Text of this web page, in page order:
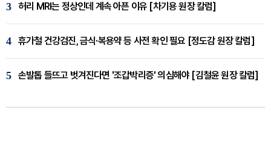
3 허리 MRI는 정상인데 계속 아픈 이유 [차기용 원장 칼럼]
4 휴가철 건강검진, 금식·복용약 등 사전 확인 필요 [정도감 원장 칼럼]
5 손발톱 들뜨고 벗겨진다면 '조갑박리증' 의심해야 [김철윤 원장 칼럼]